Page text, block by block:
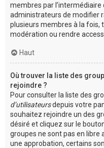
membres par
administrateurs de modifier
plusieurs membres à la fois,
modération ou rendre
Haut
Où trouver la liste des
rejoindre ?
Pour consulter la liste des
d’utilisateursdepuis votre
souhaitez rejoindre un des
désiré et cliquez sur le
groupes ne sont pas en libre
une approbation, certains